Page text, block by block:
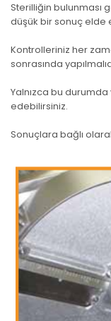
Sterilliğin bulunması
düşük bir sonuç elde
Kontrolleriniz her
sonrasında
Yalnızca bu
edebilirsiniz.
Sonuçlara bağlı